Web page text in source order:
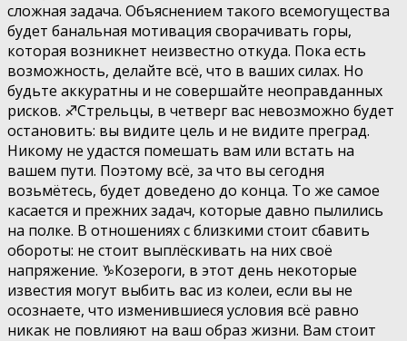
сложная задача. Объяснением такого всемогущества
будет банальная мотивация сворачивать горы,
которая возникнет неизвестно откуда. Пока есть
возможность, делайте всё, что в ваших силах. Но
будьте аккуратны и не совершайте неоправданных
рисков. ♐️Стрельцы, в четверг вас невозможно будет
остановить: вы видите цель и не видите преград.
Никому не удастся помешать вам или встать на
вашем пути. Поэтому всё, за что вы сегодня
возьмётесь, будет доведено до конца. То же самое
касается и прежних задач, которые давно пылились
на полке. В отношениях с близкими стоит сбавить
обороты: не стоит выплёскивать на них своё
напряжение. ♑️Козероги, в этот день некоторые
известия могут выбить вас из колеи, если вы не
осознаете, что изменившиеся условия всё равно
никак не повлияют на ваш образ жизни. Вам стоит